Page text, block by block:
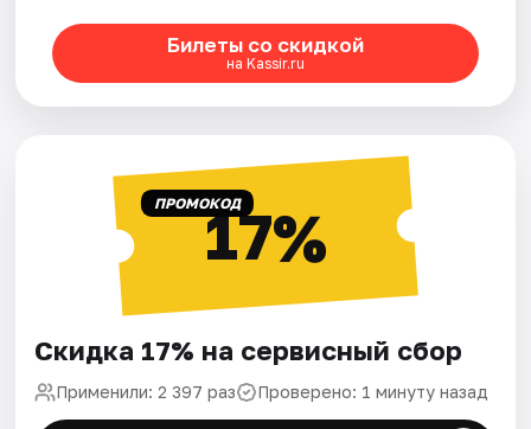
Билеты со скидкой
на Kassir.ru
ПРОМОКОД17%
Скидка 17% на сервисный сбор
Применили: 2 397 раз Проверено: 1 минуту назад